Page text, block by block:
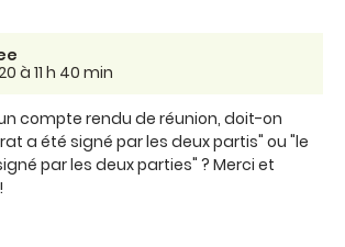
à 11 h 40 min
compte rendu de réunion, doit-on
a été signé par les deux partis" ou "le
par les deux parties" ? Merci et